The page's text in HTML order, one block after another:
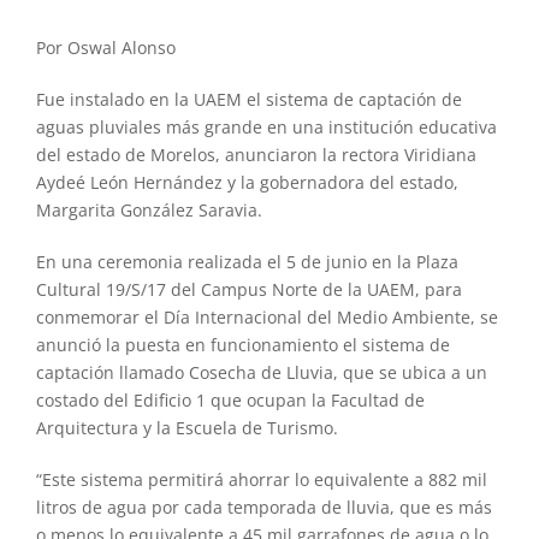
Por Oswal Alonso
Fue instalado en la UAEM el sistema de captación de
aguas pluviales más grande en una institución educativa
del estado de Morelos, anunciaron la rectora Viridiana
Aydeé León Hernández y la gobernadora del estado,
Margarita González Saravia.
En una ceremonia realizada el 5 de junio en la Plaza
Cultural 19/S/17 del Campus Norte de la UAEM, para
conmemorar el Día Internacional del Medio Ambiente, se
anunció la puesta en funcionamiento el sistema de
captación llamado Cosecha de Lluvia, que se ubica a un
costado del Edificio 1 que ocupan la Facultad de
Arquitectura y la Escuela de Turismo.
“Este sistema permitirá ahorrar lo equivalente a 882 mil
litros de agua por cada temporada de lluvia, que es más
o menos lo equivalente a 45 mil garrafones de agua o lo